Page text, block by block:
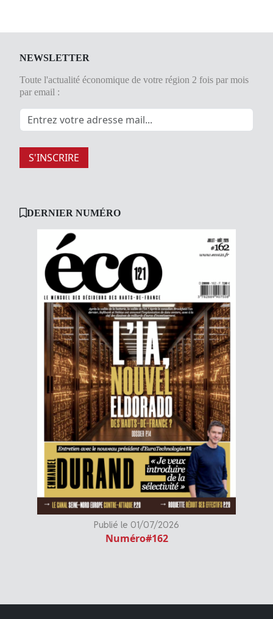
NEWSLETTER
Toute l'actualité économique de votre région 2 fois par mois
par email :
S'INSCRIRE
DERNIER NUMÉRO
Publié le 01/07/2026
Numéro#162